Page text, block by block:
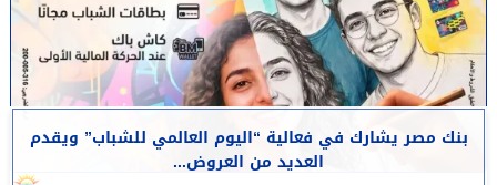
بنك مصر يشارك في فعالية “اليوم العالمي للشباب” ويقدم
العديد من العروض...